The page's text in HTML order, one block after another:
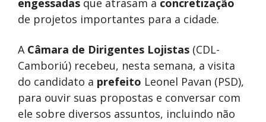
engessadas que atrasam a concretização
de projetos importantes para a cidade.
A Câmara de Dirigentes Lojistas (CDL-
Camboriú) recebeu, nesta semana, a visita
do candidato a prefeito Leonel Pavan (PSD),
para ouvir suas propostas e conversar com
ele sobre diversos assuntos, incluindo não